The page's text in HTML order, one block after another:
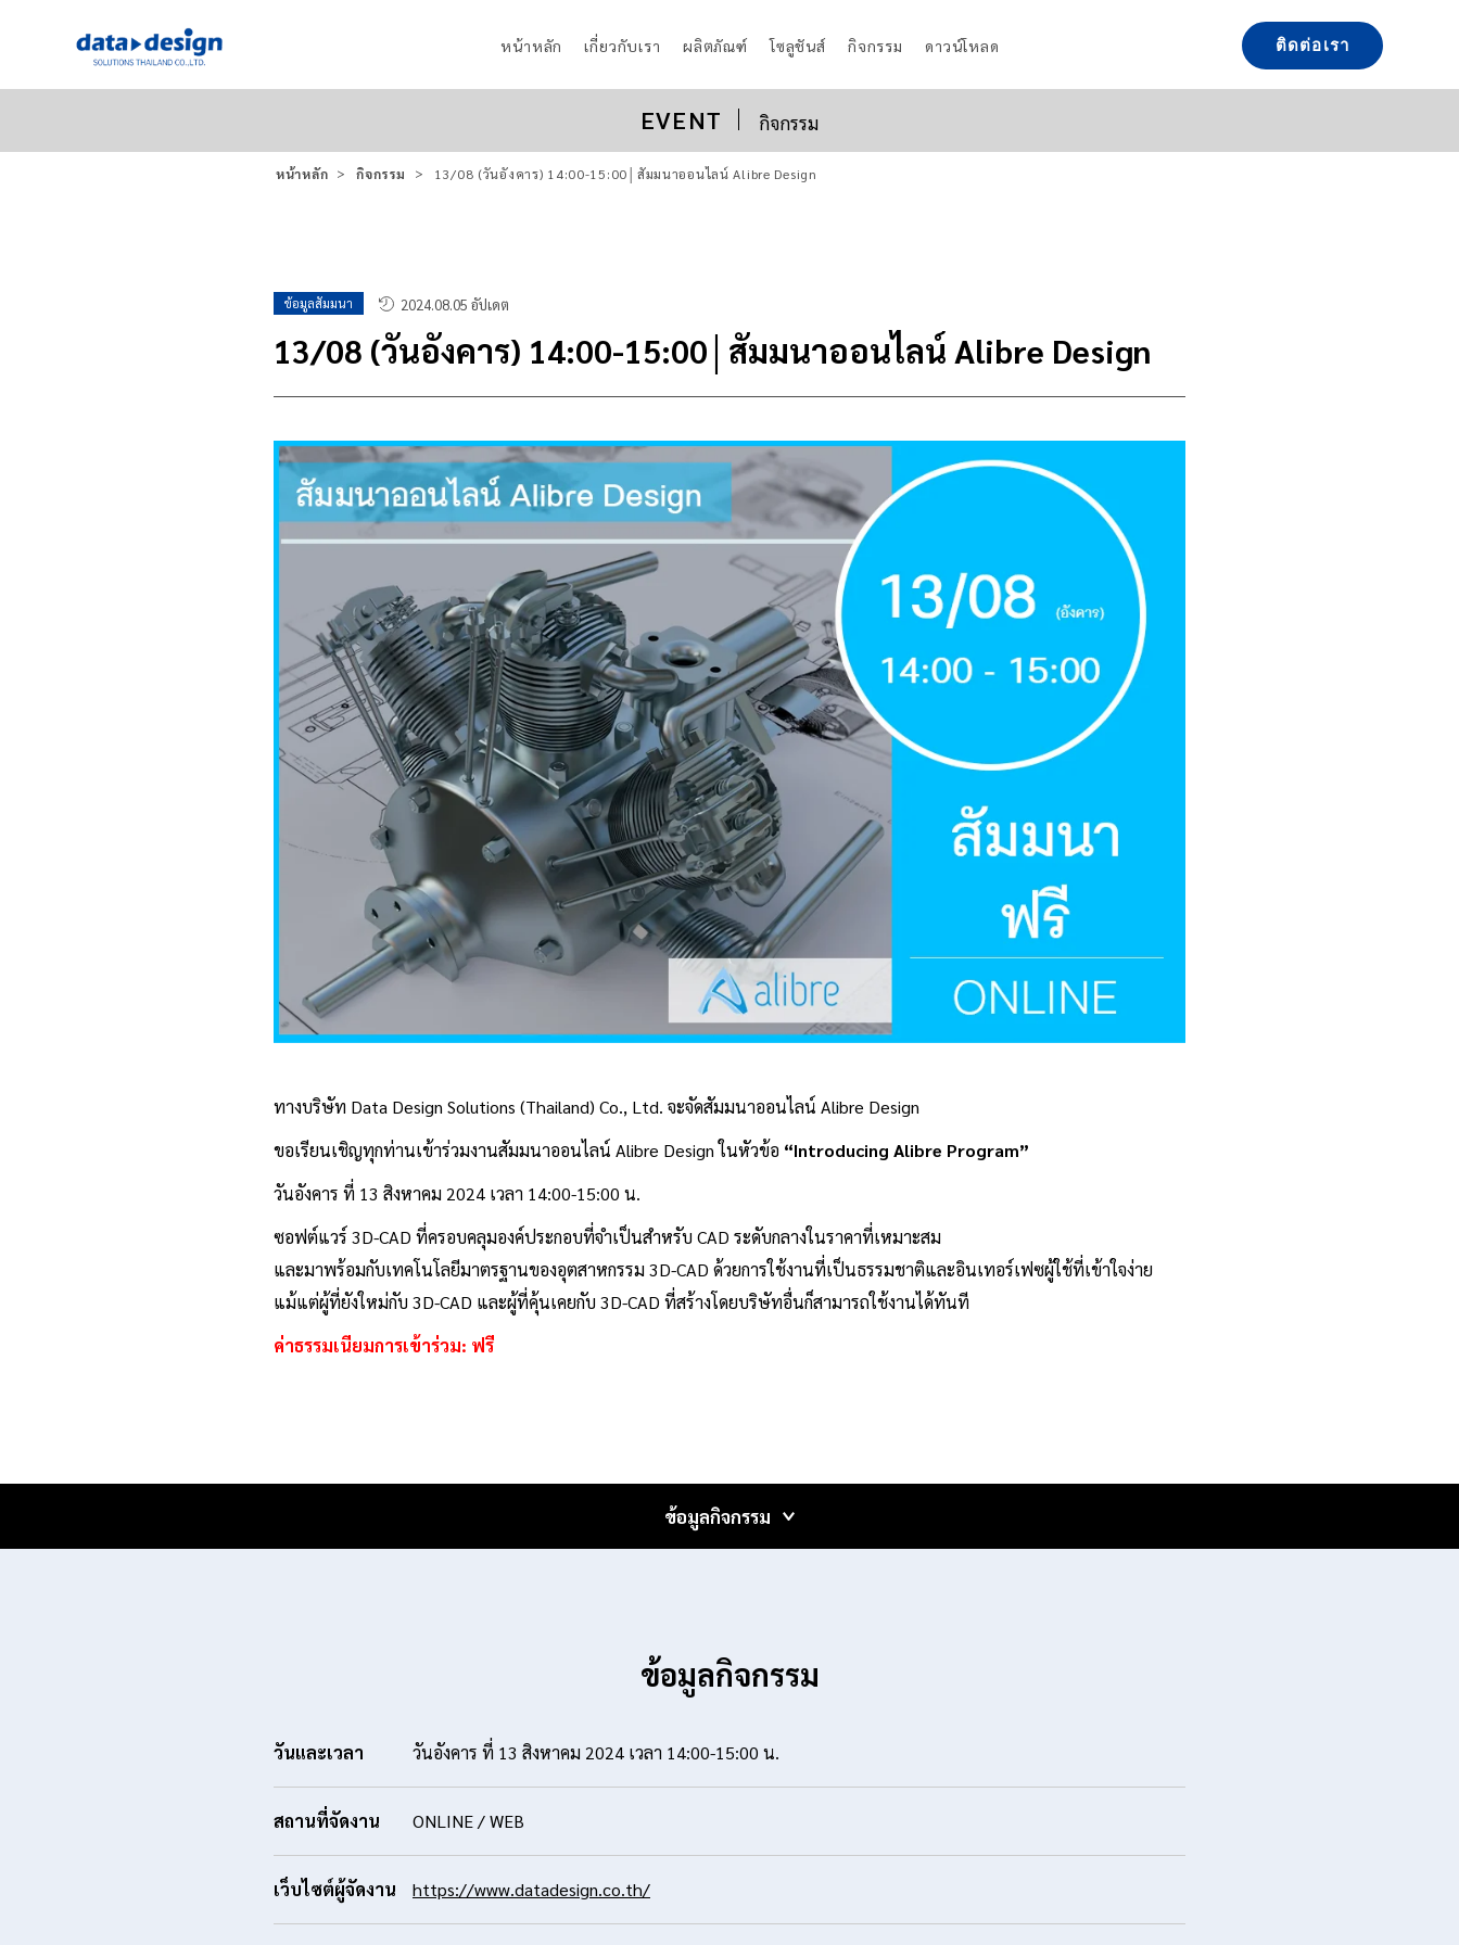
ติดต่อเรา
หน้าหลัก เกี่ยวกับเรา ผลิตภัณฑ์ โซลูชันส์ กิจกรรม ดาวน์โหลด
EVENT กิจกรรม
หน้าหลัก กิจกรรม 13/08 (วันอังคาร) 14:00-15:00│สัมมนาออนไลน์ Alibre Design
ข้อมูลสัมมนา 2024.08.05 อัปเดต
13/08 (วันอังคาร) 14:00-15:00│สัมมนาออนไลน์ Alibre Design
ทางบริษัท Data Design Solutions (Thailand) Co., Ltd. จะจัดสัมมนาออนไลน์ Alibre Design
ขอเรียนเชิญทุกท่านเข้าร่วมงานสัมมนาออนไลน์ Alibre Design ในหัวข้อ “Introducing Alibre Program”
วันอังคาร ที่ 13 สิงหาคม 2024 เวลา 14:00-15:00 น.
ซอฟต์แวร์ 3D-CAD ที่ครอบคลุมองค์ประกอบที่จำเป็นสำหรับ CAD ระดับกลางในราคาที่เหมาะสม
และมาพร้อมกับเทคโนโลยีมาตรฐานของอุตสาหกรรม 3D-CAD ด้วยการใช้งานที่เป็นธรรมชาติและอินเทอร์เฟซผู้ใช้ที่เข้าใจง่าย
แม้แต่ผู้ที่ยังใหม่กับ 3D-CAD และผู้ที่คุ้นเคยกับ 3D-CAD ที่สร้างโดยบริษัทอื่นก็สามารถใช้งานได้ทันที
ค่าธรรมเนียมการเข้าร่วม: ฟรี
ข้อมูลกิจกรรม
ข้อมูลกิจกรรม
วันและเวลา วันอังคาร ที่ 13 สิงหาคม 2024 เวลา 14:00-15:00 น.
สถานที่จัดงาน ONLINE / WEB
เว็บไซต์ผู้จัดงาน https://www.datadesign.co.th/